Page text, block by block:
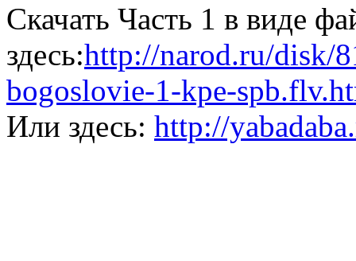
Скачать Часть 1 в виде
здесь:http://narod.ru/disk/
bogoslovie-1-kpe-
Или здесь: http://